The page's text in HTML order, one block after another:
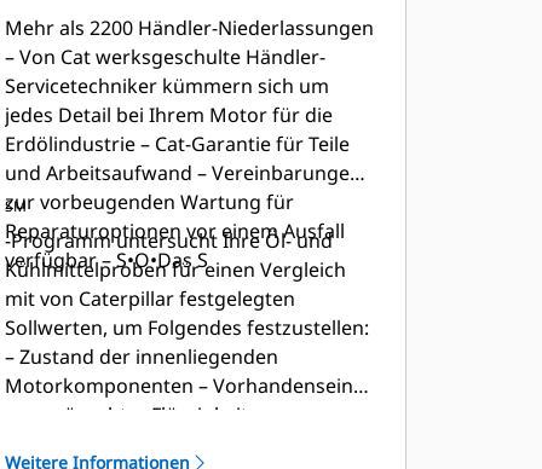
Mehr als 2200 Händler-Niederlassungen
– Von Cat werksgeschulte Händler-
Servicetechniker kümmern sich um
jedes Detail bei Ihrem Motor für die
Erdölindustrie – Cat-Garantie für Teile
und Arbeitsaufwand – Vereinbarungen
zur vorbeugenden Wartung für
Reparaturoptionen vor einem Ausfall
verfügbar – S•O•Das S
SM
-Programm untersucht Ihre Öl- und
Kühlmittelproben für einen Vergleich
mit von Caterpillar festgelegten
Sollwerten, um Folgendes festzustellen:
– Zustand der innenliegenden
Motorkomponenten – Vorhandensein
unerwünschter Flüssigkeiten –
Weitere Informationen